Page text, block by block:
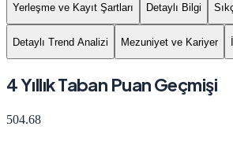
Yerleşme ve Kayıt Şartları Detaylı Bilgi
Detaylı Trend Analizi Mezuniyet ve Kariyer
4 Yıllık Taban Puan Geçmişi
504.68